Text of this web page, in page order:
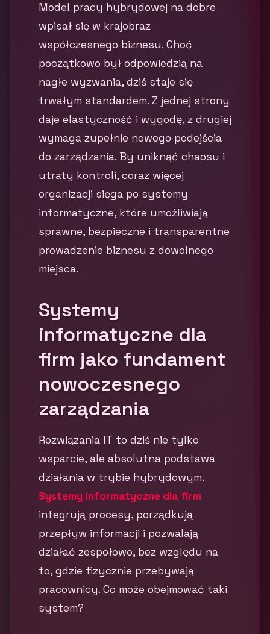
Model pracy hybrydowej na dobre
wpisał się w krajobraz
współczesnego biznesu. Choć
początkowo był odpowiedzią na
nagłe wyzwania, dziś staje się
trwałym standardem. Z jednej strony
daje elastyczność i wygodę, z drugiej
wymaga zupełnie nowego podejścia
do zarządzania. By uniknąć chaosu i
utraty kontroli, coraz więcej
organizacji sięga po systemy
informatyczne, które umożliwiają
sprawne, bezpieczne i transparentne
prowadzenie biznesu z dowolnego
miejsca.
Systemy
informatyczne dla
firm jako fundament
nowoczesnego
zarządzania
Rozwiązania IT to dziś nie tylko
wsparcie, ale absolutna podstawa
działania w trybie hybrydowym.
Systemy informatyczne dla firm
integrują procesy, porządkują
przepływ informacji i pozwalają
działać zespołowo, bez względu na
to, gdzie fizycznie przebywają
pracownicy. Co może obejmować taki
system?